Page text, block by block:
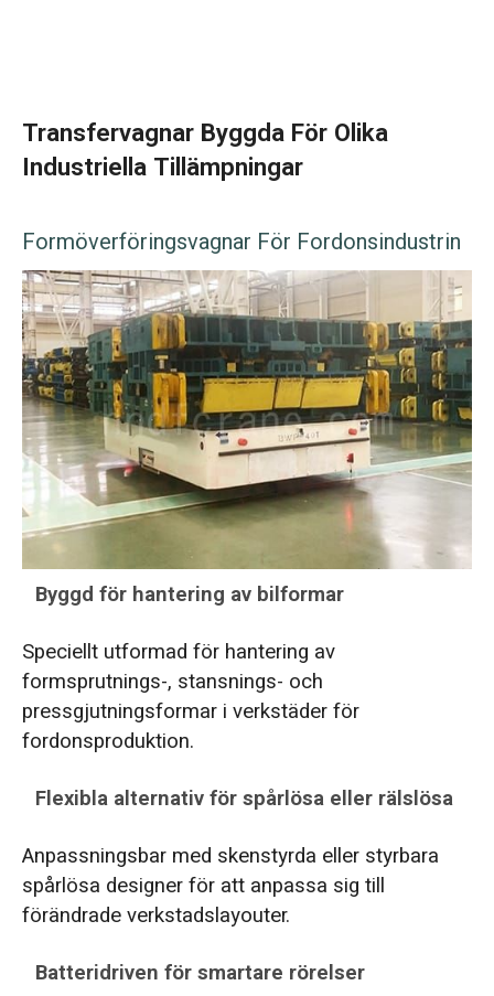
Transfervagnar Byggda För Olika
Industriella Tillämpningar
Formöverföringsvagnar För Fordonsindustrin
Byggd för hantering av bilformar
Speciellt utformad för hantering av
formsprutnings-, stansnings- och
pressgjutningsformar i verkstäder för
fordonsproduktion.
Flexibla alternativ för spårlösa eller rälslösa
Anpassningsbar med skenstyrda eller styrbara
spårlösa designer för att anpassa sig till
förändrade verkstadslayouter.
Batteridriven för smartare rörelser